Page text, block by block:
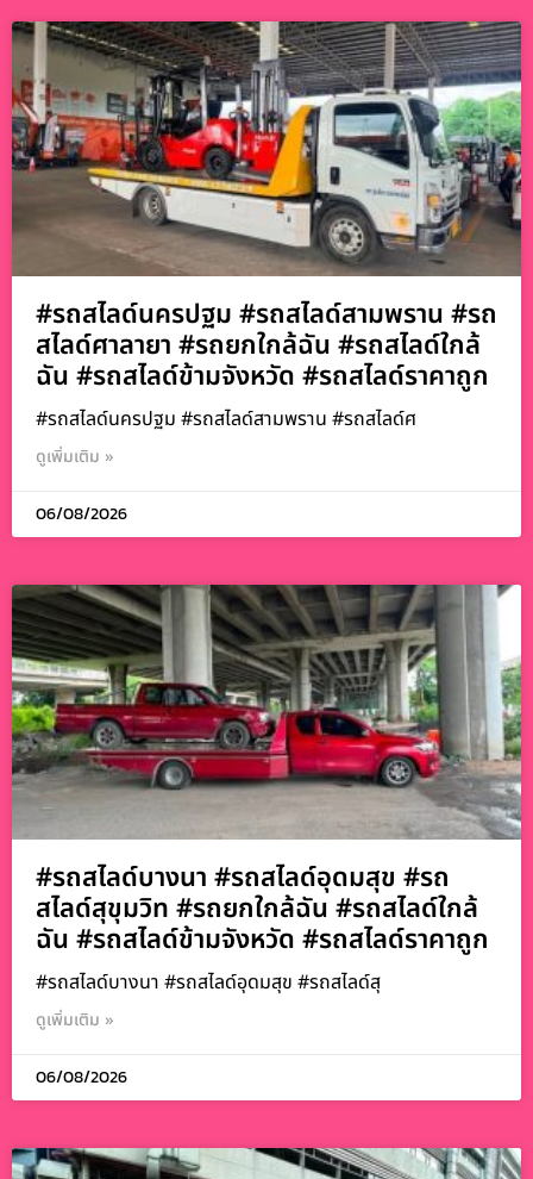
#รถสไลด์นครปฐม #รถสไลด์สามพราน #รถ
สไลด์ศาลายา #รถยกใกล้ฉัน #รถสไลด์ใกล้
ฉัน #รถสไลด์ข้ามจังหวัด #รถสไลด์ราคาถูก
#รถสไลด์นครปฐม #รถสไลด์สามพราน #รถสไลด์ศ
ดูเพิ่มเติม »
06/08/2026
#รถสไลด์บางนา #รถสไลด์อุดมสุข #รถ
สไลด์สุขุมวิท #รถยกใกล้ฉัน #รถสไลด์ใกล้
ฉัน #รถสไลด์ข้ามจังหวัด #รถสไลด์ราคาถูก
#รถสไลด์บางนา #รถสไลด์อุดมสุข #รถสไลด์สุ
ดูเพิ่มเติม »
06/08/2026